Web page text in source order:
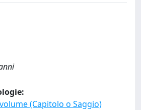
(Capitolo o Saggio)